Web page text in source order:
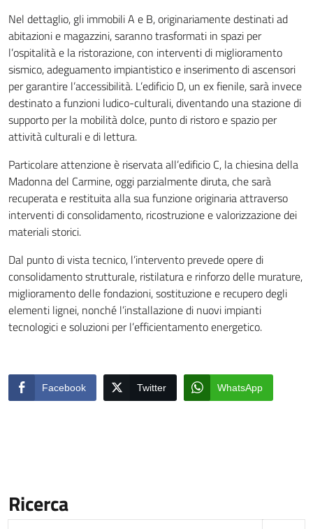
Nel dettaglio, gli immobili A e B, originariamente destinati ad
abitazioni e magazzini, saranno trasformati in spazi per
l’ospitalità e la ristorazione, con interventi di miglioramento
sismico, adeguamento impiantistico e inserimento di ascensori
per garantire l’accessibilità. L’edificio D, un ex fienile, sarà invece
destinato a funzioni ludico-culturali, diventando una stazione di
supporto per la mobilità dolce, punto di ristoro e spazio per
attività culturali e di lettura.
Particolare attenzione è riservata all’edificio C, la chiesina della
Madonna del Carmine, oggi parzialmente diruta, che sarà
recuperata e restituita alla sua funzione originaria attraverso
interventi di consolidamento, ricostruzione e valorizzazione dei
materiali storici.
Dal punto di vista tecnico, l’intervento prevede opere di
consolidamento strutturale, ristilatura e rinforzo delle murature,
miglioramento delle fondazioni, sostituzione e recupero degli
elementi lignei, nonché l’installazione di nuovi impianti
tecnologici e soluzioni per l’efficientamento energetico.
Facebook Twitter WhatsApp
Ricerca